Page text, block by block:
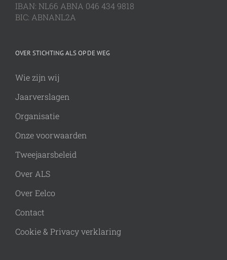
IBAN: NL66 ABNA 046 434 9818
BIC: ABNANL2A
OVER STICHTING ALS OP DE WEG
Wie zijn wij
Jaarverslagen
Organisatie
Onze voorwaarden
Tweejaarsbeleid
Over ALS
Over Eelco
Contact
Cookie & Privacy verklaring